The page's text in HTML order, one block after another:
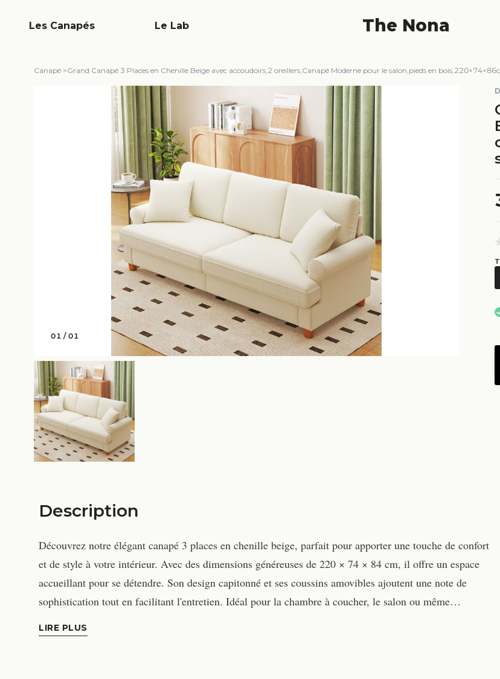
The Nona
Les Canapés Le Lab
Canapé >Grand Canapé 3 Places en Chenille Beige avec accoudoirs,2 oreillers,Canapé Moderne pour le salon,pieds en
01 /01
Description
Découvrez notre élégant canapé 3 places en chenille beige, parfait pour apporter une touche de confort
et de style à votre intérieur. Avec des dimensions généreuses de 220 × 74 × 84 cm, il offre un espace
accueillant pour se détendre. Son design capitonné et ses coussins amovibles ajoutent une note de
sophistication tout en facilitant l'entretien. Idéal pour la chambre à coucher, le salon ou même…
LIRE PLUS